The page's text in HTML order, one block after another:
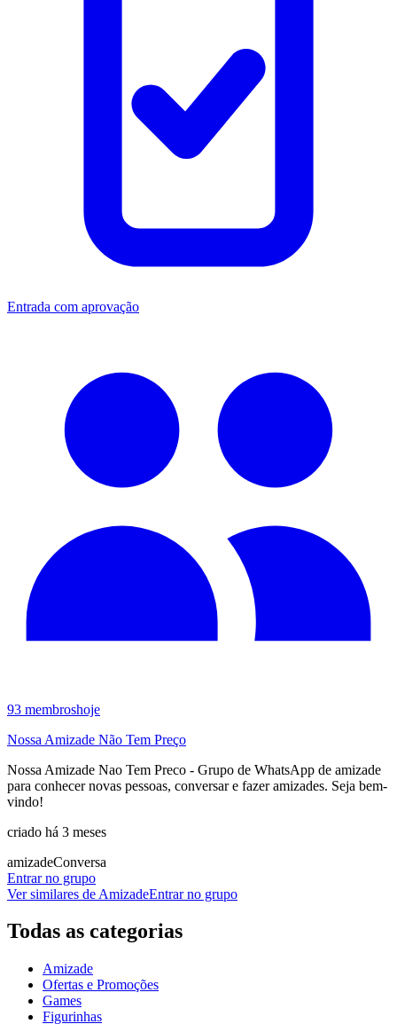
Entrada com aprovação
93 membroshoje
Nossa Amizade Não Tem Preço
Nossa Amizade Nao Tem Preco - Grupo de WhatsApp de amizade
para conhecer novas pessoas, conversar e fazer amizades. Seja bem-
vindo!
criado há 3 meses
amizadeConversa
Entrar no grupo
Ver similares de AmizadeEntrar no grupo
Todas as categorias
Amizade
Ofertas e Promoções
Games
Figurinhas